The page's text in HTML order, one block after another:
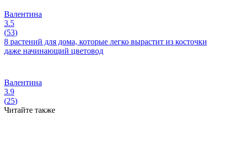
Валентина
3.5
(53)
8 растений для дома, которые легко вырастит из косточки
даже начинающий цветовод
Валентина
3.9
(25)
Читайте также